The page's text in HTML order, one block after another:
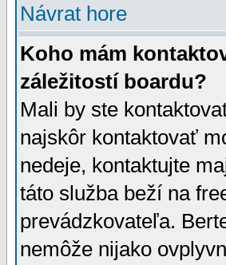
Návrat hore
Koho mám
záležitostí boardu?
Mali by ste
najskôr kontaktovať
nedeje, kontaktujte
táto služba beží na
prevádzkovateľa.
nemôže nijako